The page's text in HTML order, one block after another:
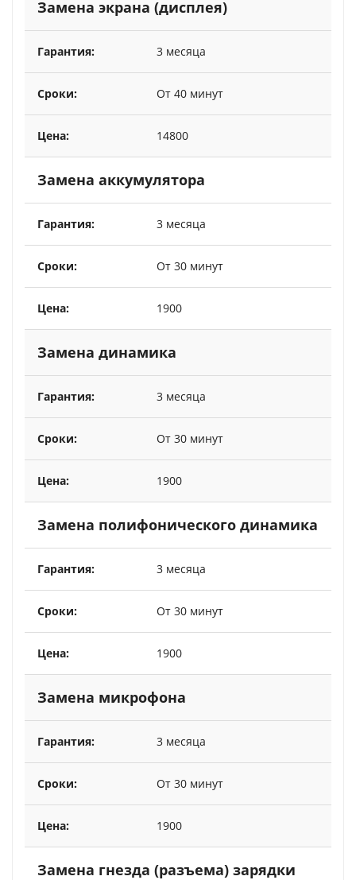
Замена экрана (дисплея)
3 месяца
От 40 минут
14800
Замена аккумулятора
3 месяца
От 30 минут
1900
Замена динамика
3 месяца
От 30 минут
1900
Замена полифонического динамика
3 месяца
От 30 минут
1900
Замена микрофона
3 месяца
От 30 минут
1900
Замена гнезда (разъема) зарядки